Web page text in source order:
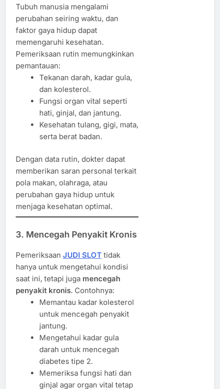
Tubuh manusia mengalami
perubahan seiring waktu, dan
faktor gaya hidup dapat
memengaruhi kesehatan.
Pemeriksaan rutin memungkinkan
pemantauan:
Tekanan darah, kadar gula,
dan kolesterol.
Fungsi organ vital seperti
hati, ginjal, dan jantung.
Kesehatan tulang, gigi, mata,
serta berat badan.
Dengan data rutin, dokter dapat
memberikan saran personal terkait
pola makan, olahraga, atau
perubahan gaya hidup untuk
menjaga kesehatan optimal.
3. Mencegah Penyakit Kronis
Pemeriksaan JUDI SLOT tidak
hanya untuk mengetahui kondisi
saat ini, tetapi juga mencegah
penyakit kronis. Contohnya:
Memantau kadar kolesterol
untuk mencegah penyakit
jantung.
Mengetahui kadar gula
darah untuk mencegah
diabetes tipe 2.
Memeriksa fungsi hati dan
ginjal agar organ vital tetap